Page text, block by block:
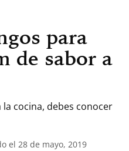
para
de sabor a
cocina, debes conocer
el 28 de mayo, 2019